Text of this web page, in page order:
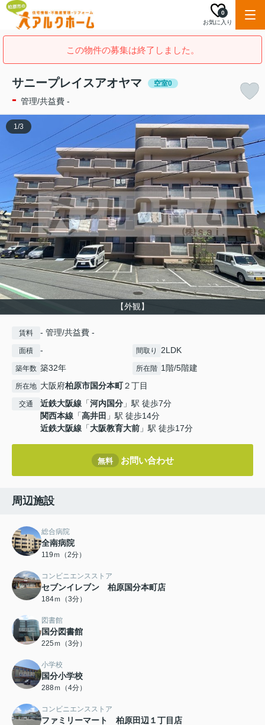
お気に入り
0
この物件の募集は終了しました。
サニープレイスアオヤマ 空室0
- 管理/共益費 -
【外観】
1/3
賃料 - 管理/共益費 -
面積 - 間取り 2LDK
築年数 築32年 所在階 1階/5階建
所在地 大阪府柏原市国分本町２丁目
交通 近鉄大阪線 「河内国分 」駅 徒歩7分
関西本線 「高井田 」駅 徒歩14分
近鉄大阪線 「大阪教育大前 」駅 徒歩17分
無料 お問い合わせ
周辺施設
総合病院
全南病院
119ｍ（2分）
コンビニエンスストア
セブンイレブン 柏原国分本町店
184ｍ（3分）
図書館
国分図書館
225ｍ（3分）
小学校
国分小学校
288ｍ（4分）
コンビニエンスストア
ファミリーマート 柏原田辺１丁目店